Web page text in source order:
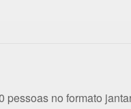
pessoas no formato